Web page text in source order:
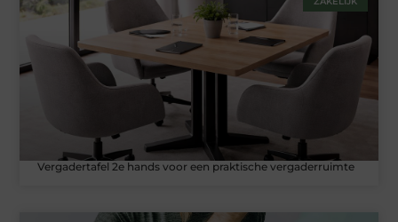
Vergadertafel 2e hands voor een praktische vergaderruimte